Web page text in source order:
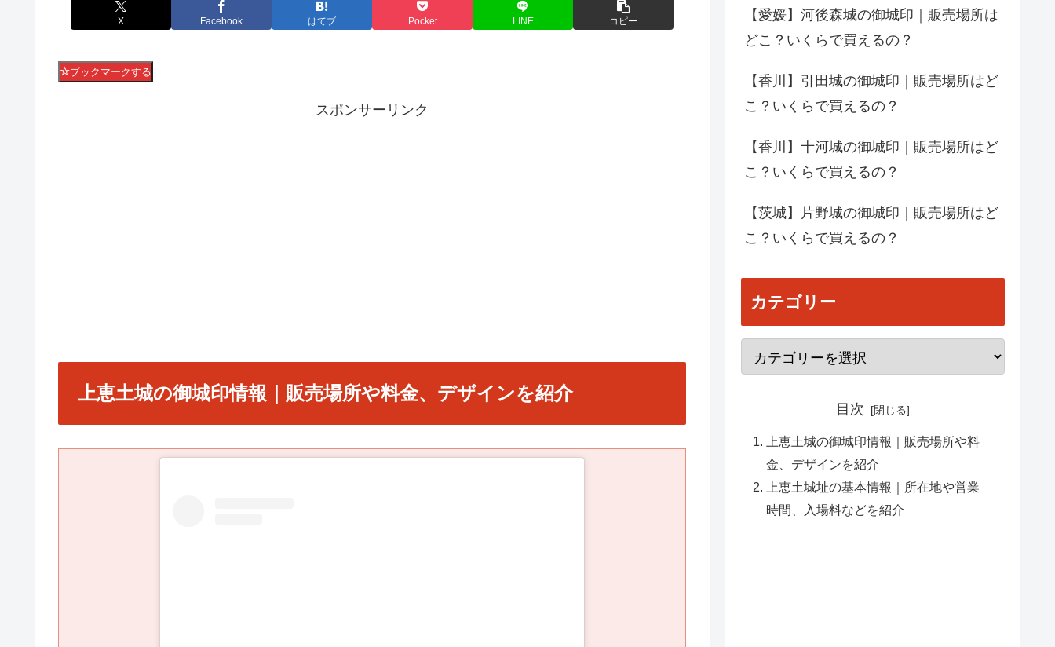
X Facebook はてブ Pocket LINE コピー
ブックマークする
スポンサーリンク
上恵土城の御城印情報｜販売場所や料金、デザインを紹介
【愛媛】河後森城の御城印｜販売場所は
どこ？いくらで買えるの？
【香川】引田城の御城印｜販売場所はど
こ？いくらで買えるの？
【香川】十河城の御城印｜販売場所はど
こ？いくらで買えるの？
【茨城】片野城の御城印｜販売場所はど
こ？いくらで買えるの？
カテゴリー
目次
上恵土城の御城印情報｜販売場所や料
金、デザインを紹介
上恵土城址の基本情報｜所在地や営業
時間、入場料などを紹介